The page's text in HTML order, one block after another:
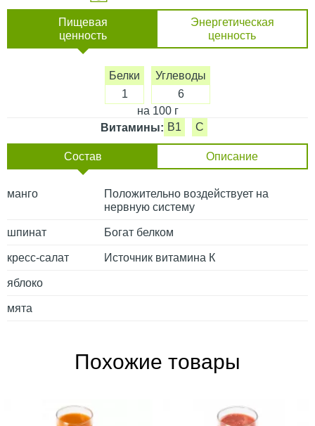
Пищевая
ценность
Энергетическая
ценность
Белки
1
Углеводы
6
на 100 г
Витамины: B1 C
Состав Описание
манго
Положительно воздействует на
нервную систему
шпинат Богат белком
кресс-салат Источник витамина К
яблоко
мята
Похожие товары